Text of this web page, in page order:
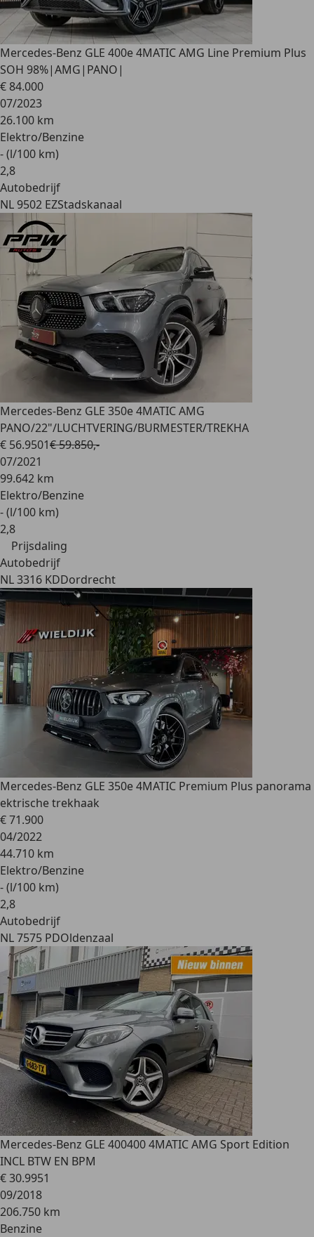
Mercedes-Benz GLE 400e 4MATIC AMG Line Premium Plus
SOH 98%|AMG|PANO|
€ 84.000
07/2023
26.100 km
Elektro/Benzine
- (l/100 km)
2,8
Autobedrijf
NL 9502 EZStadskanaal
Mercedes-Benz GLE 350e 4MATIC AMG
PANO/22"/LUCHTVERING/BURMESTER/TREKHA
€ 56.9501€ 59.850,-
07/2021
99.642 km
Elektro/Benzine
- (l/100 km)
2,8
Prijsdaling
Autobedrijf
NL 3316 KDDordrecht
Mercedes-Benz GLE 350e 4MATIC Premium Plus panorama
ektrische trekhaak
€ 71.900
04/2022
44.710 km
Elektro/Benzine
- (l/100 km)
2,8
Autobedrijf
NL 7575 PDOldenzaal
Mercedes-Benz GLE 400400 4MATIC AMG Sport Edition
INCL BTW EN BPM
€ 30.9951
09/2018
206.750 km
Benzine